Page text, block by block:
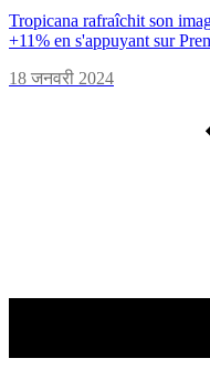
Tropicana rafraîchit son
+11% en s'appuyant sur
18 जनवरी 2024